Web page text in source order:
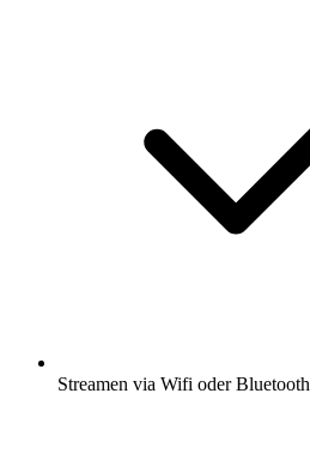
Streamen via Wifi oder Bluetooth